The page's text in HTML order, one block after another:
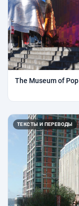
The Museum of
ТЕКСТЫ И ПЕРЕВОДЫ